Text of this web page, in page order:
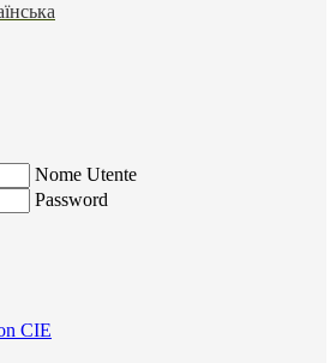
Nome Utente
Password
CIE